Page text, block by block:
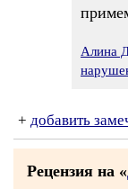
Алина
+ добавить
Рецензия на «